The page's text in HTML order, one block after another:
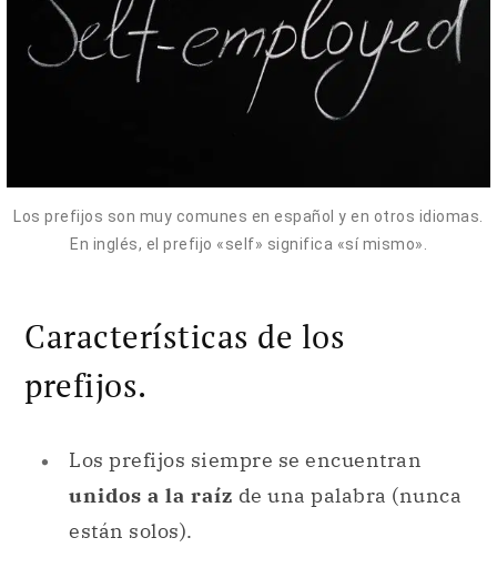
Los prefijos son muy comunes en español y en otros idiomas.
En inglés, el prefijo «self» significa «sí mismo».
Características de los
prefijos.
Los prefijos siempre se encuentran
unidos a la raíz de una palabra (nunca
están solos).